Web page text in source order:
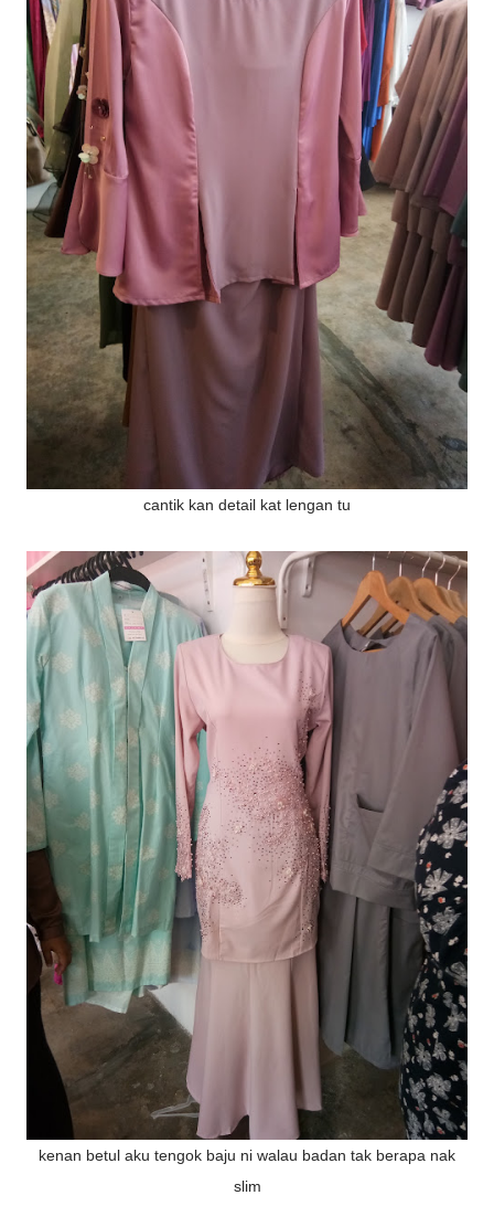
cantik kan detail kat lengan tu
kenan betul aku tengok baju ni walau badan tak berapa nak
slim